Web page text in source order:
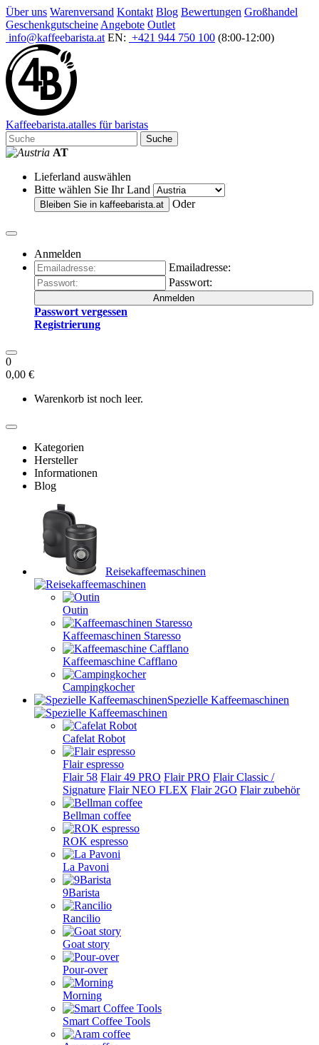
Über uns Warenversand Kontakt Blog Bewertungen Großhandel
Geschenkgutscheine Angebote Outlet
info@kaffeebarista.at EN: +421 944 750 100 (8:00-12:00)
Kaffeebarista.atalles für baristas
Suche
AT
Lieferland auswählen
Bitte wählen Sie Ihr Land
Bleiben Sie in kaffeebarista.at Oder
Anmelden
Emailadresse:
Passwort:
Anmelden
Passwort vergessen
Registrierung
0
0,00 €
Warenkorb ist noch leer.
Kategorien
Hersteller
Informationen
Blog
Reisekaffeemaschinen
Outin
Kaffeemaschinen Staresso
Kaffeemaschine Cafflano
Campingkocher
Spezielle Kaffeemaschinen
Cafelat Robot
Flair espresso
Flair 58 Flair 49 PRO Flair PRO Flair Classic /
Signature Flair NEO FLEX Flair 2GO Flair zubehör
Bellman coffee
ROK espresso
La Pavoni
9Barista
Rancilio
Goat story
Pour-over
Morning
Smart Coffee Tools